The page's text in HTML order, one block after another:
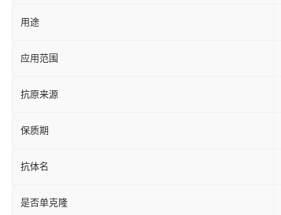
用途
应用范围
抗原来源
保质期
抗体名
是否单克隆